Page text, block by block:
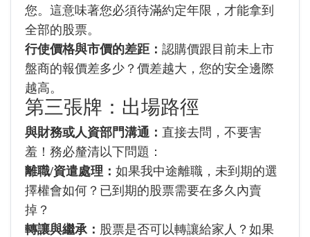
您。這意味著您必須待滿約定年限，才能拿到
全部的股票。
行使價格與市價的差距： 認購價跟目前未上市
盤商的報價差多少？價差越大，您的安全邊際
越高。
第三張牌：出場路徑
與財務或人資部門溝通： 直接去問，不要害
羞！務必釐清以下問題：
離職/資遣處理： 如果我中途離職，未到期的選
擇權會如何？已到期的股票需要在多久內賣
掉？
轉讓與繼承： 股票是否可以轉讓給家人？如果